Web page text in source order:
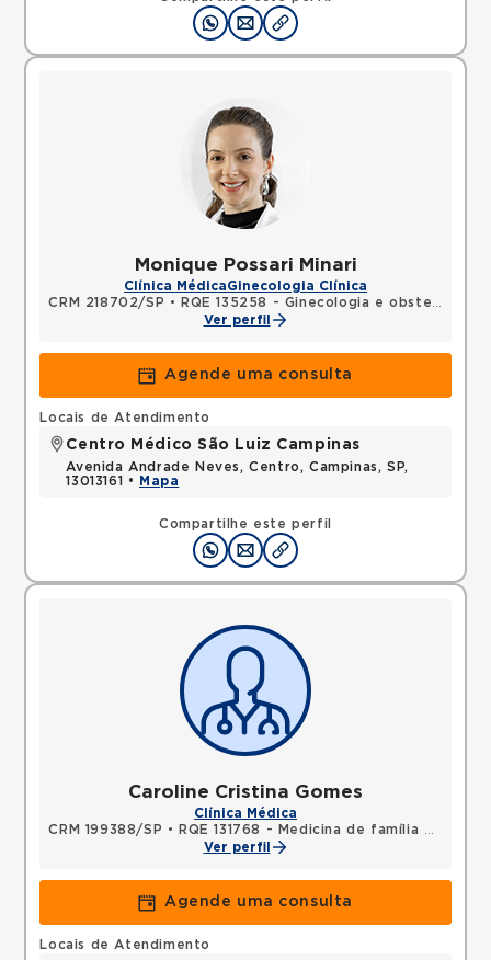
Monique Possari Minari
Clínica MédicaGinecologia Clínica
CRM 218702/SP •
RQE 135258 - Ginecologia e obstetrícia
Ver perfil
Agende uma consulta
Compartilhe este perfil
Locais de Atendimento
Centro Médico São Luiz Campinas
Avenida Andrade Neves, Centro, Campinas, SP,
13013161 •
Mapa
Caroline Cristina Gomes
Clínica Médica
CRM 199388/SP •
RQE 131768 - Medicina de família e comunidade
Ver perfil
Agende uma consulta
Locais de Atendimento